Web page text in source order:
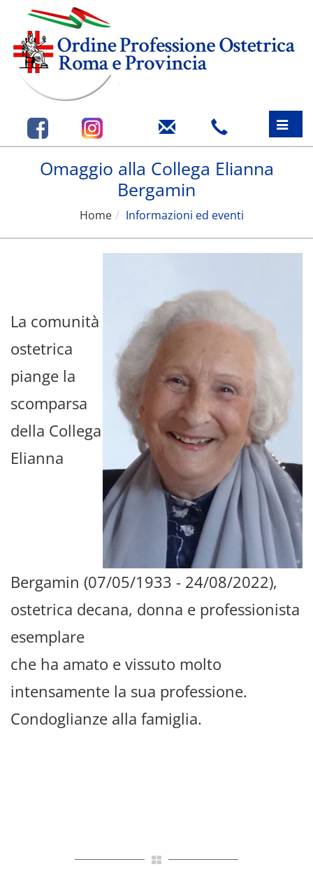
Toggle
Omaggio alla Collega Elianna
Bergamin
Home Informazioni ed eventi
La comunità
ostetrica
piange la
scomparsa
della Collega
Elianna
Bergamin (07/05/1933 - 24/08/2022),
ostetrica decana, donna e professionista
esemplare
che ha amato e vissuto molto
intensamente la sua professione.
Condoglianze alla famiglia.